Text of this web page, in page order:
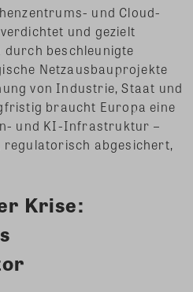
und Cloud-
und gezielt
beschleunigte
Netzausbauprojekte
von Industrie, Staat und
braucht Europa eine
und KI-Infrastruktur –
abgesichert,
Krise: